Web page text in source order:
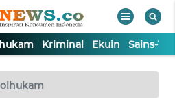
Kriminal Ekuin Sains-